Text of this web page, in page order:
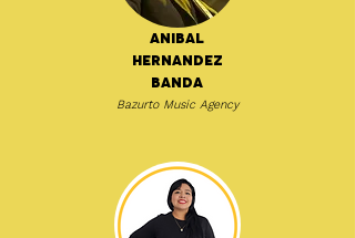
Anibal
Hernandez
Banda
Bazurto Music Agency